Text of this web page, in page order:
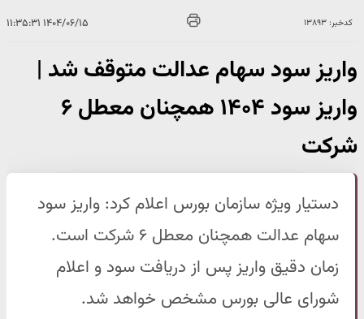
کدخبر: ۱۳۸۹۳ ۱۴۰۴/۰۶/۱۵ ۱۱:۳۵:۳۱
واریز سود سهام عدالت متوقف شد |
واریز سود ۱۴۰۴ همچنان معطل ۶
شرکت
دستیار ویژه سازمان بورس اعلام کرد: واریز سود
سهام عدالت همچنان معطل ۶ شرکت است.
زمان دقیق واریز پس از دریافت سود و اعلام
شورای عالی بورس مشخص خواهد شد.